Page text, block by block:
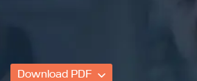
Download PDF